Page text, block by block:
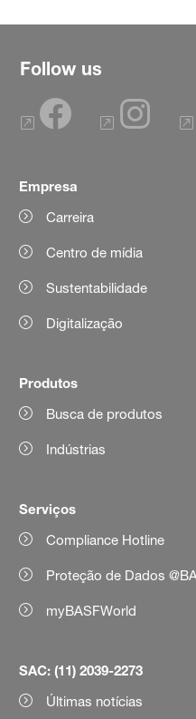
Follow us
Empresa
Carreira
Centro de mídia
Sustentabilidade
Digitalização
Produtos
Busca de produtos
Indústrias
Serviços
Compliance Hotline
Proteção de Dados
myBASFWorld
SAC: (11) 2039-2273
Últimas notícias